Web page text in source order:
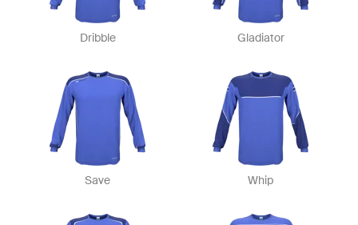
Dribble Gladiator
Save Whip